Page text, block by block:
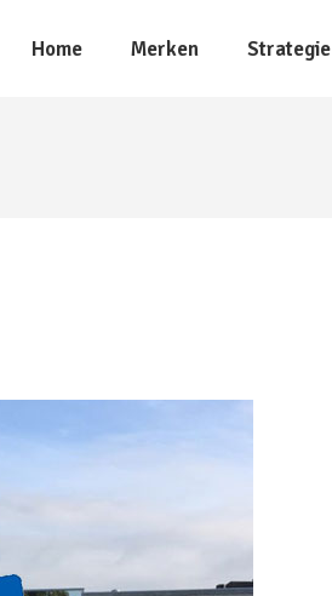
Home Merken Strategie